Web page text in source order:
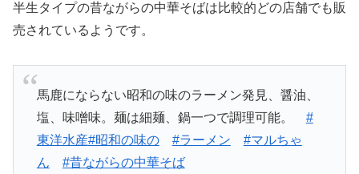
半生タイプの昔ながらの中華そばは比較的どの店舗でも販
売されているようです。
馬鹿にならない昭和の味のラーメン発見、醤油、
塩、味噌味。麺は細麺、鍋一つで調理可能。 #
東洋水産#昭和の味の #ラーメン
#マルちゃ
ん
#昔ながらの中華そば